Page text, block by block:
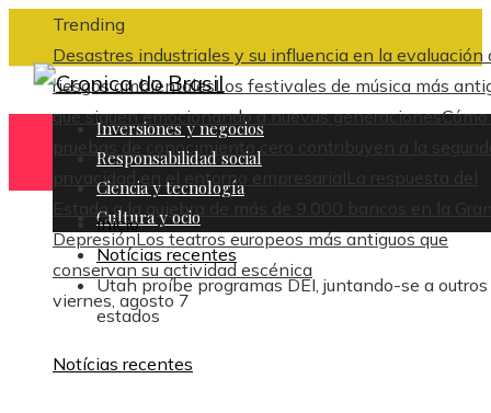
Trending
Desastres industriales y su influencia en la evaluación
riesgos ambientalesLos festivales de música más
que siguen emocionando a nuevas generaciones
pruebas de conocimiento cero contribuyen a la
privacidad en el entorno empresarial
La respuesta del
Estado a la quiebra de más de 9.000 bancos en la
DepresiónLos teatros europeos más antiguos que
conservan su actividad escénica
viernes, agosto 7
Inversiones y negocios
Responsabilidad social
Ciencia y tecnología
Cultura y ocio
Inicio
Notícias recentes
Utah proíbe programas DEI, juntando-se a outros
estados
Notícias recentes